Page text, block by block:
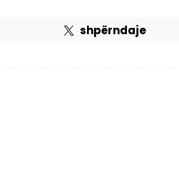
shpërndaje